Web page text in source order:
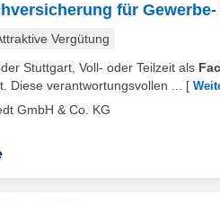
für
Vergütung
Stuttgart, Voll- oder Teilzeit als
Diese verantwortungsvollen ...
[
GmbH & Co. KG